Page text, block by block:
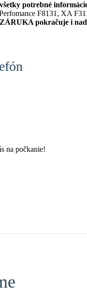
potrebné
F8131, XA
pokračuje i
na počkanie!